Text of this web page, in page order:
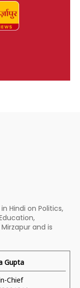
Hindi on Politics,
and is
Gupta
Chief